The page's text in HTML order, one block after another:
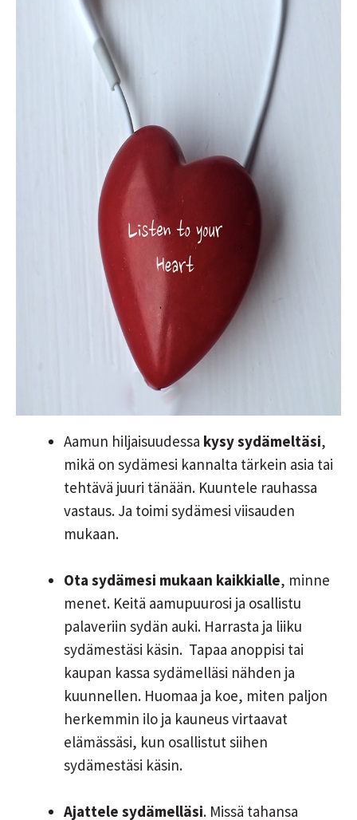
Aamun hiljaisuudessa kysy sydämeltäsi,
mikä on sydämesi kannalta tärkein asia tai
tehtävä juuri tänään. Kuuntele rauhassa
vastaus. Ja toimi sydämesi viisauden
mukaan.
Ota sydämesi mukaan kaikkialle, minne
menet. Keitä aamupuurosi ja osallistu
palaveriin sydän auki. Harrasta ja liiku
sydämestäsi käsin. Tapaa anoppisi tai
kaupan kassa sydämelläsi nähden ja
kuunnellen. Huomaa ja koe, miten paljon
herkemmin ilo ja kauneus virtaavat
elämässäsi, kun osallistut siihen
sydämestäsi käsin.
Ajattele sydämelläsi. Missä tahansa